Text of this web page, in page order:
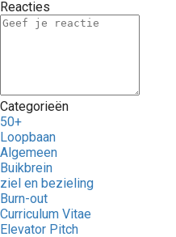
Reacties
Categorieën
50+
Loopbaan
Algemeen
Buikbrein
ziel en bezieling
Burn-out
Curriculum Vitae
Elevator Pitch